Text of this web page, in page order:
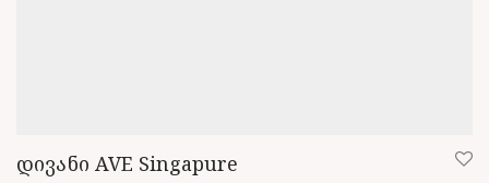
დივანი AVE Singapure